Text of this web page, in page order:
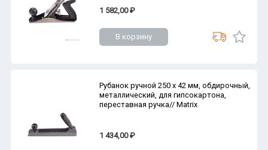
1 582,00 ₽
В корзину
Рубанок ручной 250 х 42 мм, обдирочный,
металлический, для гипсокартона,
переставная ручка// Matrix
1 434,00 ₽